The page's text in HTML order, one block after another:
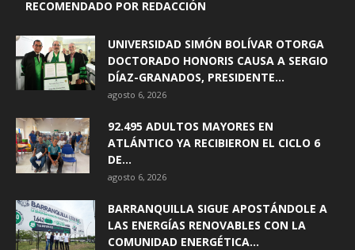
RECOMENDADO POR REDACCIÓN
UNIVERSIDAD SIMÓN BOLÍVAR OTORGA
DOCTORADO HONORIS CAUSA A SERGIO
DÍAZ-GRANADOS, PRESIDENTE...
agosto 6, 2026
92.495 ADULTOS MAYORES EN
ATLÁNTICO YA RECIBIERON EL CICLO 6
DE...
agosto 6, 2026
BARRANQUILLA SIGUE APOSTÁNDOLE A
LAS ENERGÍAS RENOVABLES CON LA
COMUNIDAD ENERGÉTICA...